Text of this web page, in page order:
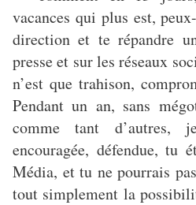
vacances qui plus est,
direction et te répandre
presse et sur les réseaux
n’est que trahison,
Pendant un an, sans
comme tant d’autres,
encouragée, défendue, tu
Média, et tu ne pourrais
tout simplement la